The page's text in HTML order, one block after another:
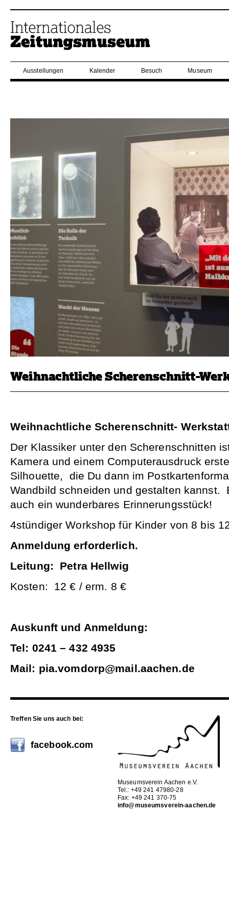
Ausstellungen Kalender Besuch Museum
Weihnachtliche Scherenschnitt-
Weihnachtliche Scherenschnitt-
Der Klassiker unter den Scherenschnitten
Kamera und einem Computerausdruck
Silhouette, die Du dann im
Wandbild schneiden und gestalten kannst.
auch ein wunderbares Erinnerungsstück!
4stündiger Workshop für Kinder von 8 bis
Anmeldung erforderlich.
Leitung: Petra Hellwig
Kosten: 12 € / erm. 8 €
Auskunft und Anmeldung:
Tel: 0241 – 432 4935
Mail: pia.vomdorp@mail.aachen.de
Treffen Sie uns auch bei:
facebook.com
Museumsverein Aachen e.V.
Tel.: +49 241 47980-28
Fax: +49 241 370-75
info@museumsverein-aachen.de